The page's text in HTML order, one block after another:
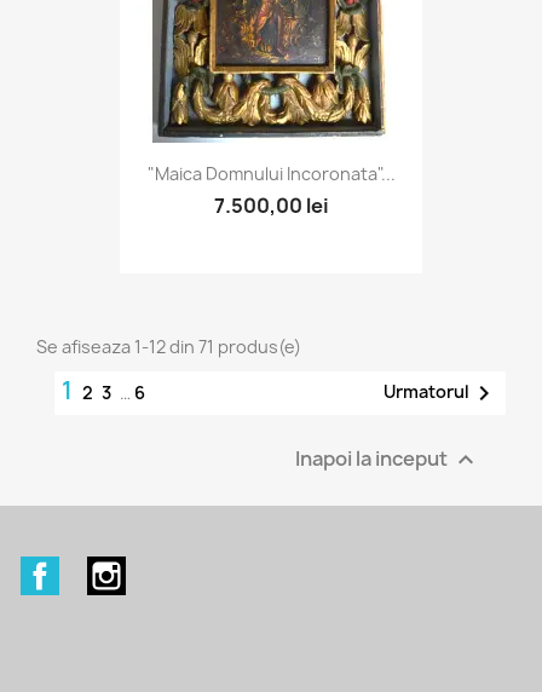
"Maica Domnului Incoronata"...
7.500,00 lei
Se afiseaza 1-12 din 71 produs(e)
1 2 3 … 6 Urmatorul 
Inapoi la inceput 
Facebook